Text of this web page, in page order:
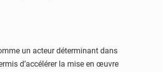
un acteur déterminant dans
d’accélérer la mise en œuvre